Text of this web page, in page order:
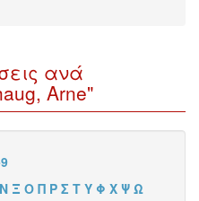
ανά
Arne"
Ν Ξ Ο Π Ρ Σ Τ Υ Φ Χ Ψ Ω